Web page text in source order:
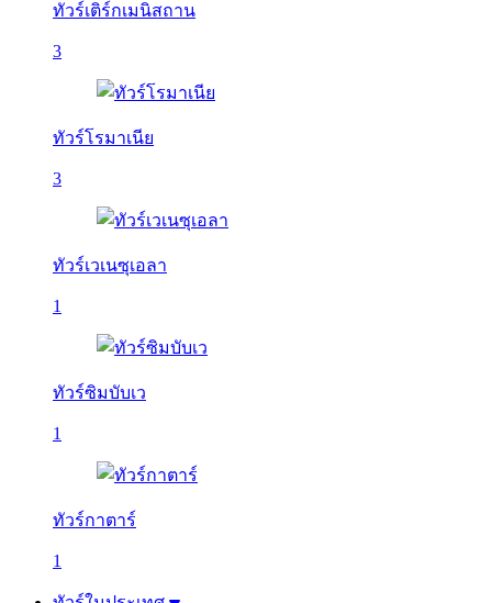
ทัวร์เติร์กเมนิสถาน
3
ทัวร์โรมาเนีย
3
ทัวร์เวเนซุเอลา
1
ทัวร์ซิมบับเว
1
ทัวร์กาตาร์
1